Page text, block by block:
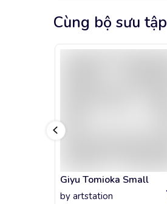
Cùng bộ sưu tập
Giyu Tomioka Small
by artstation